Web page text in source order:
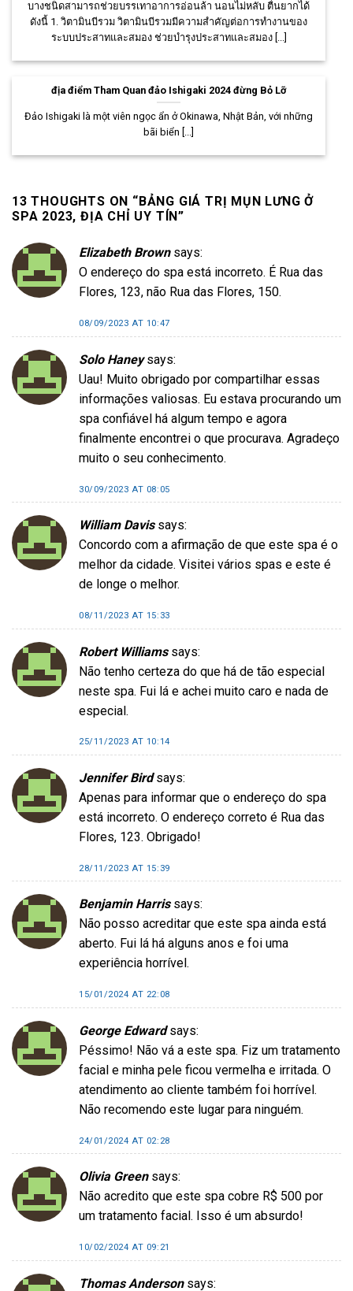
บางชนิดสามารถช่วยบรรเทาอาการอ่อนล้า นอนไม่หลับ ตื่นยากได้
ดังนี้ 1. วิตามินบีรวม วิตามินบีรวมมีความสำคัญต่อการทำงานของ
ระบบประสาทและสมอง ช่วยบำรุงประสาทและสมอง [...]
địa điểm Tham Quan đảo Ishigaki 2024 đừng Bỏ Lỡ
Đảo Ishigaki là một viên ngọc ẩn ở Okinawa, Nhật Bản, với những
bãi biển [...]
13 THOUGHTS ON “ BẢNG GIÁ TRỊ MỤN LƯNG Ở
SPA 2023, ĐỊA CHỈ UY TÍN”
Elizabeth Brown says:
O endereço do spa está incorreto. É Rua das
Flores, 123, não Rua das Flores, 150.
08/09/2023 AT 10:47
Solo Haney says:
Uau! Muito obrigado por compartilhar essas
informações valiosas. Eu estava procurando um
spa confiável há algum tempo e agora
finalmente encontrei o que procurava. Agradeço
muito o seu conhecimento.
30/09/2023 AT 08:05
William Davis says:
Concordo com a afirmação de que este spa é o
melhor da cidade. Visitei vários spas e este é
de longe o melhor.
08/11/2023 AT 15:33
Robert Williams says:
Não tenho certeza do que há de tão especial
neste spa. Fui lá e achei muito caro e nada de
especial.
25/11/2023 AT 10:14
Jennifer Bird says:
Apenas para informar que o endereço do spa
está incorreto. O endereço correto é Rua das
Flores, 123. Obrigado!
28/11/2023 AT 15:39
Benjamin Harris says:
Não posso acreditar que este spa ainda está
aberto. Fui lá há alguns anos e foi uma
experiência horrível.
15/01/2024 AT 22:08
George Edward says:
Péssimo! Não vá a este spa. Fiz um tratamento
facial e minha pele ficou vermelha e irritada. O
atendimento ao cliente também foi horrível.
Não recomendo este lugar para ninguém.
24/01/2024 AT 02:28
Olivia Green says:
Não acredito que este spa cobre R$ 500 por
um tratamento facial. Isso é um absurdo!
10/02/2024 AT 09:21
Thomas Anderson says: